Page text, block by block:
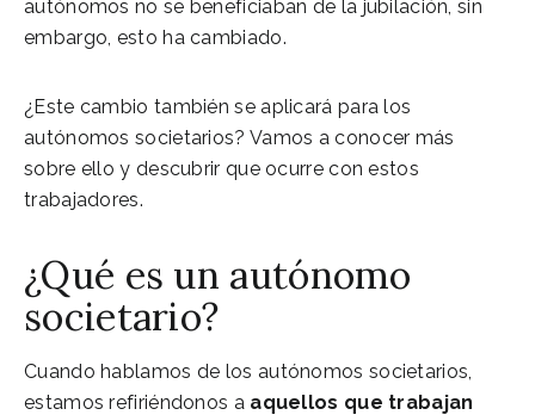
autónomos no se beneficiaban de la jubilación, sin
embargo, esto ha cambiado.
¿Este cambio también se aplicará para los
autónomos societarios? Vamos a conocer más
sobre ello y descubrir que ocurre con estos
trabajadores.
¿Qué es un autónomo
societario?
Cuando hablamos de los autónomos societarios,
estamos refiriéndonos aaquellos que trabajan